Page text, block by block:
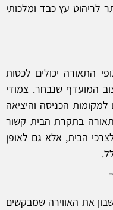
לריהוט עץ כבד ומלכותי
התאורה יכולים לכסות
המועדף שנבחר. צמודי
הכניסה והיציאה
בתקרת הבית קשור
הבית, אלא גם לאופן
את האווירה שמבקשים